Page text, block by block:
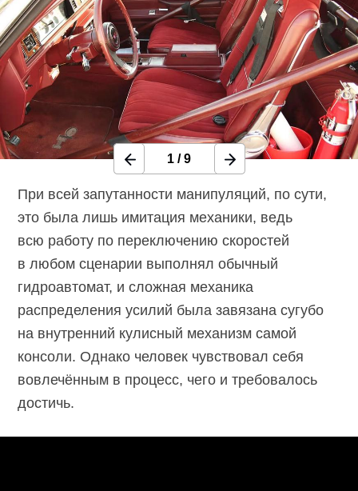
1 /9
При всей запутанности манипуляций, по сути,
это была лишь имитация механики, ведь
всю работу по переключению скоростей
в любом сценарии выполнял обычный
гидроавтомат, и сложная механика
распределения усилий была завязана сугубо
на внутренний кулисный механизм самой
консоли. Однако человек чувствовал себя
вовлечённым в процесс, чего и требовалось
достичь.